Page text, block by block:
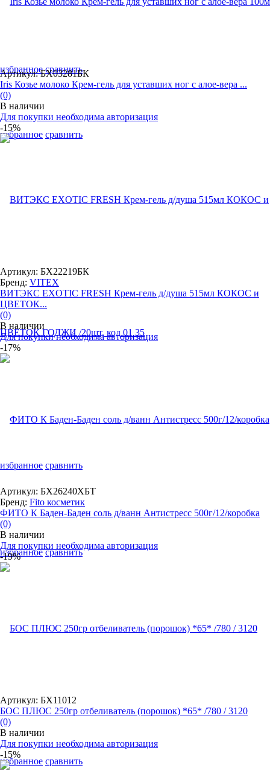
избранное сравнить
избранное сравнить
Артикул: БХ03281БК
Iris Козье молоко Крем-гель для уставших ног с алое-вера ...
(0)
В наличии
Для покупки необходима авторизация
-15%
избранное сравнить
Артикул: БХ22219БК
Бренд: VITEX
ВИТЭКС EXOTIC FRESH Крем-гель д/душа 515мл КОКОС и
ЦВЕТОК...
(0)
В наличии
Для покупки необходима авторизация
-17%
избранное сравнить
Артикул: БХ26240ХБТ
Бренд: Fito косметик
ФИТО К Баден-Баден соль д/ванн Антистресс 500г/12/коробка
(0)
В наличии
Для покупки необходима авторизация
-19%
избранное сравнить
Артикул: БХ11012
БОС ПЛЮС 250гр отбеливатель (порошок) *65* /780 / 3120
(0)
В наличии
Для покупки необходима авторизация
-15%